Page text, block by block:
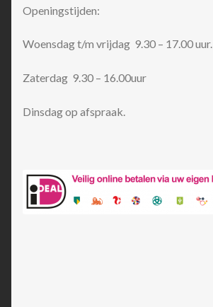
Openingstijden:
Woensdag t/m vrijdag 9.30 – 17.00 uur.
Zaterdag 9.30 – 16.00uur
Dinsdag op afspraak.